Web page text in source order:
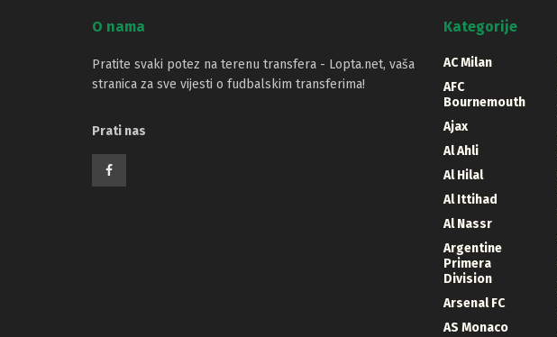
O nama
Pratite svaki potez na terenu transfera - Lopta.net, vaša
stranica za sve vijesti o fudbalskim transferima!
Prati nas
Kategorije
AC Milan
AFC
Bournemouth
Ajax
Al Ahli
Al Hilal
Al Ittihad
Al Nassr
Argentine
Primera
Division
Arsenal FC
AS Monaco